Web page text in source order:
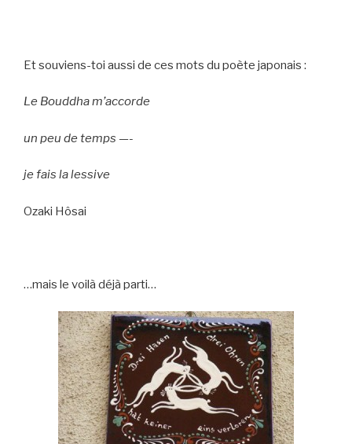
Et souviens-toi aussi de ces mots du poète japonais :
Le Bouddha m’accorde
un peu de temps —-
je fais la lessive
Ozaki Hôsai
…mais le voilà déjà parti…